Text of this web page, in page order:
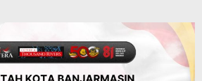
Porprov dan
Indoor 2027